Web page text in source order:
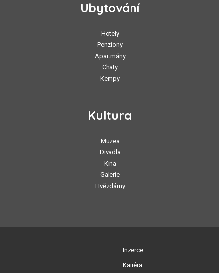
Ubytování
Hotely
Penziony
Apartmány
Chaty
Kempy
Kultura
Muzea
Divadla
Kina
Galerie
Hvězdárny
Inzerce
Kariéra